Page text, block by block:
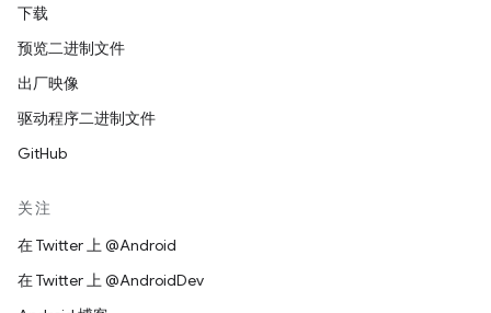
下载
预览二进制文件
出厂映像
驱动程序二进制文件
GitHub
关注
在 Twitter 上 @Android
在 Twitter 上 @AndroidDev